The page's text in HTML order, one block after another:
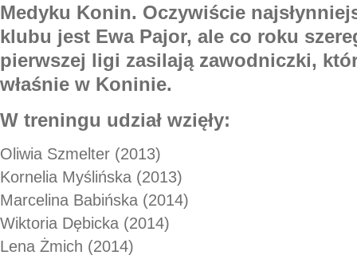
Medyku Konin. Oczywiście
klubu jest Ewa Pajor, ale co roku
pierwszej ligi zasilają zawodniczki,
właśnie w Koninie.
W treningu udział wzięły:
Oliwia Szmelter (2013)
Kornelia Myślińska (2013)
Marcelina Babińska (2014)
Wiktoria Dębicka (2014)
Lena Żmich (2014)